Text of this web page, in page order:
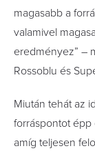
magasabb a
valamivel
eredményez” –
Rossoblu és
Miután tehát az
forráspontot épp
amíg teljesen